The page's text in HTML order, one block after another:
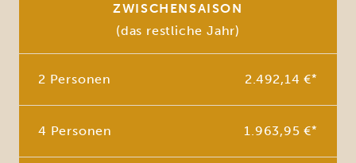
ZWISCHENSAISON
(das restliche Jahr)
2 Personen 2.492,14 €*
4 Personen 1.963,95 €*